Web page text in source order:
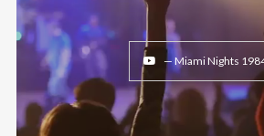
— Miami Nights